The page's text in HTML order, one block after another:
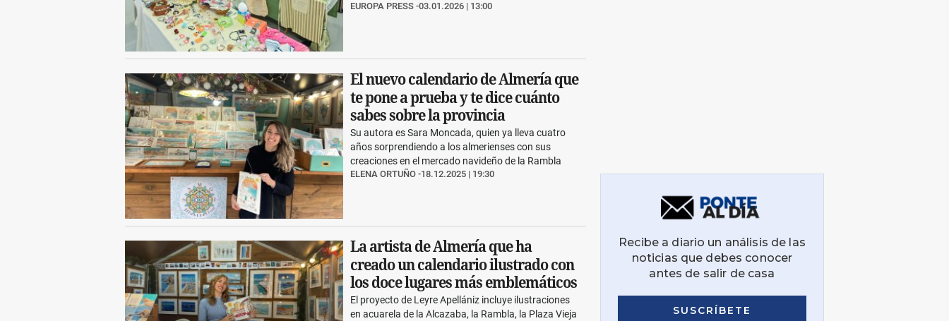
EUROPA PRESS 03.01.2026 | 13:00
El nuevo calendario de Almería que
te pone a prueba y te dice cuánto
sabes sobre la provincia
ELENA ORTUÑO 18.12.2025 | 19:30
Su autora es Sara Moncada, quien ya lleva cuatro
años sorprendiendo a los almerienses con sus
creaciones en el mercado navideño de la Rambla
La artista de Almería que ha
creado un calendario ilustrado con
los doce lugares más emblemáticos
El proyecto de Leyre Apellániz incluye ilustraciones
en acuarela de la Alcazaba, la Rambla, la Plaza Vieja